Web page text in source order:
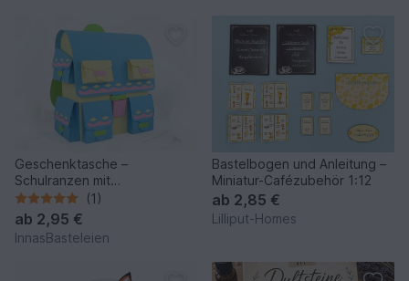
Geschenktasche –
Schulranzen mit
Außentaschen –
Bastelvorlagen u. Anleitung
(1)
ab 2,95 €
InnasBasteleien
Bastelbogen und Anleitung –
Miniatur-Cafézubehör 1:12
ab 2,85 €
Lilliput-Homes